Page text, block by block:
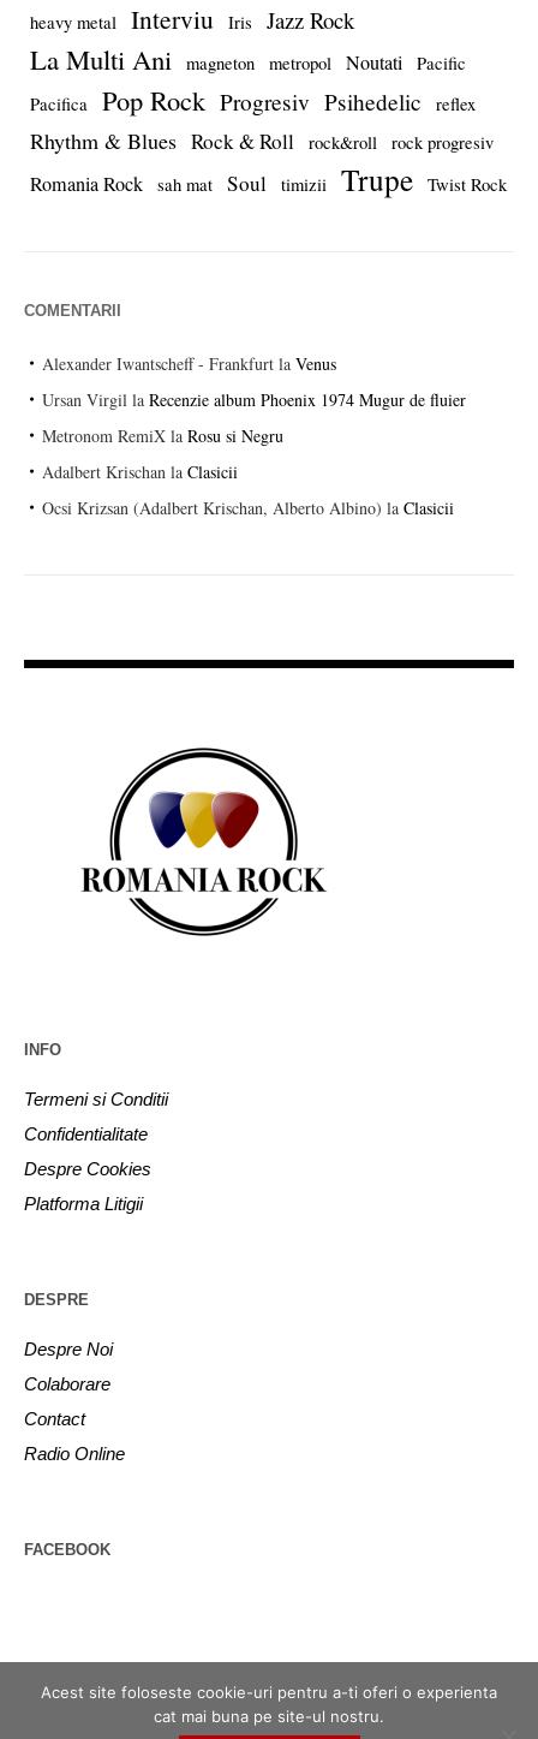
heavy metal Interviu Iris Jazz Rock
La Multi Ani magneton metropol Noutati
Pacific
Pacifica
Pop Rock Progresiv Psihedelic reflex
Rhythm & Blues Rock & Roll rock&roll rock progresiv
Romania Rock sah mat Soul timizii Trupe Twist Rock
COMENTARII
Alexander Iwantscheff - Frankfurt la Venus
Ursan Virgil la Recenzie album Phoenix 1974 Mugur de fluier
Metronom RemiX la Rosu si Negru
Adalbert Krischan la Clasicii
Ocsi Krizsan (Adalbert Krischan, Alberto Albino) la Clasicii
INFO
Termeni si Conditii
Confidentialitate
Despre Cookies
Platforma Litigii
DESPRE
Despre Noi
Colaborare
Contact
Radio Online
FACEBOOK
Acest site foloseste cookie-uri pentru a-ti oferi o experienta
cat mai buna pe site-ul nostru.